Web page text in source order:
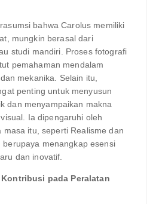
bahwa Carolus memiliki
mungkin berasal dari
studi mandiri. Proses fotografi
pemahaman mendalam
mekanika. Selain itu,
penting untuk menyusun
dan menyampaikan makna
Ia dipengaruhi oleh
masa itu, seperti Realisme dan
berupaya menangkap esensi
dan inovatif.
pada Peralatan